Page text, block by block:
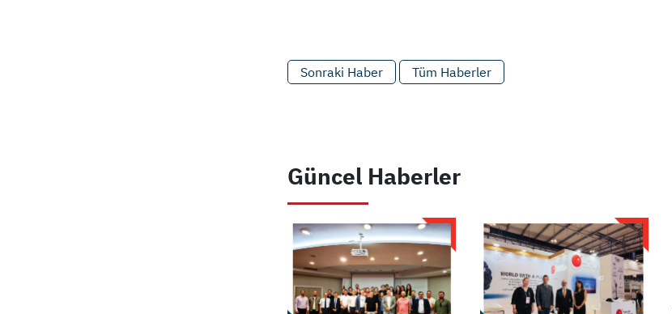
Sonraki Haber Tüm Haberler
Güncel Haberler